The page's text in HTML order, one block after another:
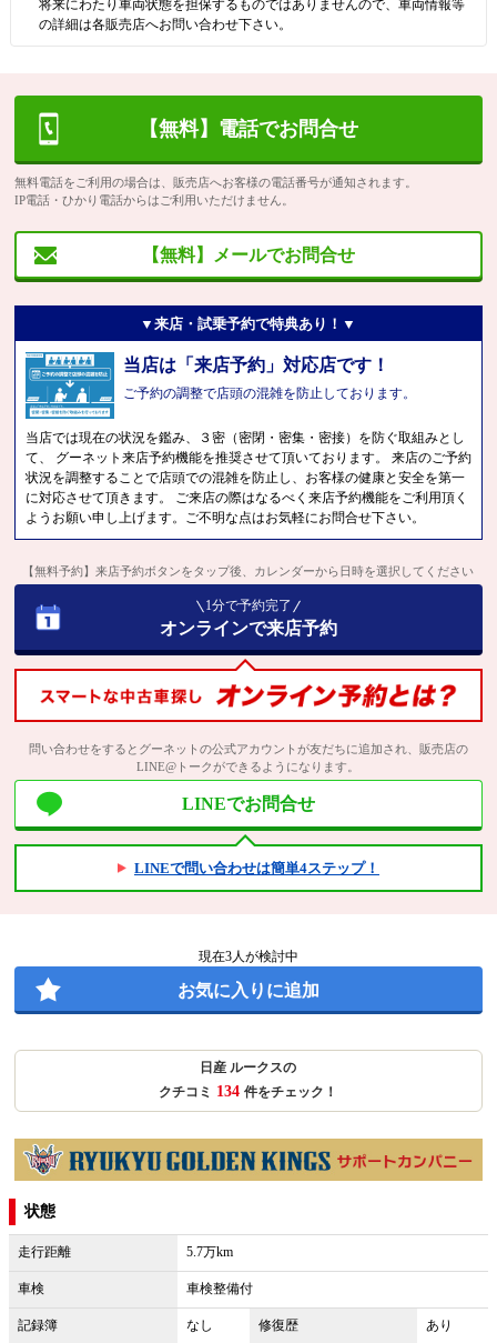
将来にわたり車両状態を担保するものではありませんので、車両情報等
の詳細は各販売店へお問い合わせ下さい。
【無料】電話でお問合せ
無料電話をご利用の場合は、販売店へお客様の電話番号が通知されます。
IP電話・ひかり電話からはご利用いただけません。
【無料】メールでお問合せ
▼来店・試乗予約で特典あり！▼
当店は「来店予約」対応店です！
ご予約の調整で店頭の混雑を防止しております。
当店では現在の状況を鑑み、３密（密閉・密集・密接）を防ぐ取組みとし
て、 グーネット来店予約機能を推奨させて頂いております。 来店のご予約
状況を調整することで店頭での混雑を防止し、お客様の健康と安全を第一
に対応させて頂きます。 ご来店の際はなるべく来店予約機能をご利用頂く
ようお願い申し上げます。ご不明な点はお気軽にお問合せ下さい。
【無料予約】来店予約ボタンをタップ後、カレンダーから日時を選択してください
1分で予約完了
オンラインで来店予約
問い合わせをするとグーネットの公式アカウントが友だちに追加され、販売店の
LINE@トークができるようになります。
LINEでお問合せ
LINEで問い合わせは簡単4ステップ！
現在3人が検討中
お気に入りに追加
日産 ルークスの
クチコミ 134 件をチェック！
状態
走行距離 5.7万km
車検 車検整備付
記録簿 なし 修復歴 あり